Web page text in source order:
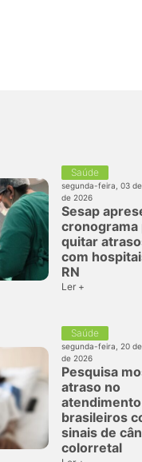
Saúde
segunda-feira, 03
de 2026
Sesap
cronograma
quitar
com
RN
Ler +
Saúde
segunda-feira, 20
de 2026
Pesquisa
atraso no
brasileiros
sinais de
colorretal